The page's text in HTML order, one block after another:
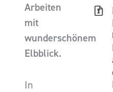
Arbeiten
mit
wunderschönem
Elbblick.
In